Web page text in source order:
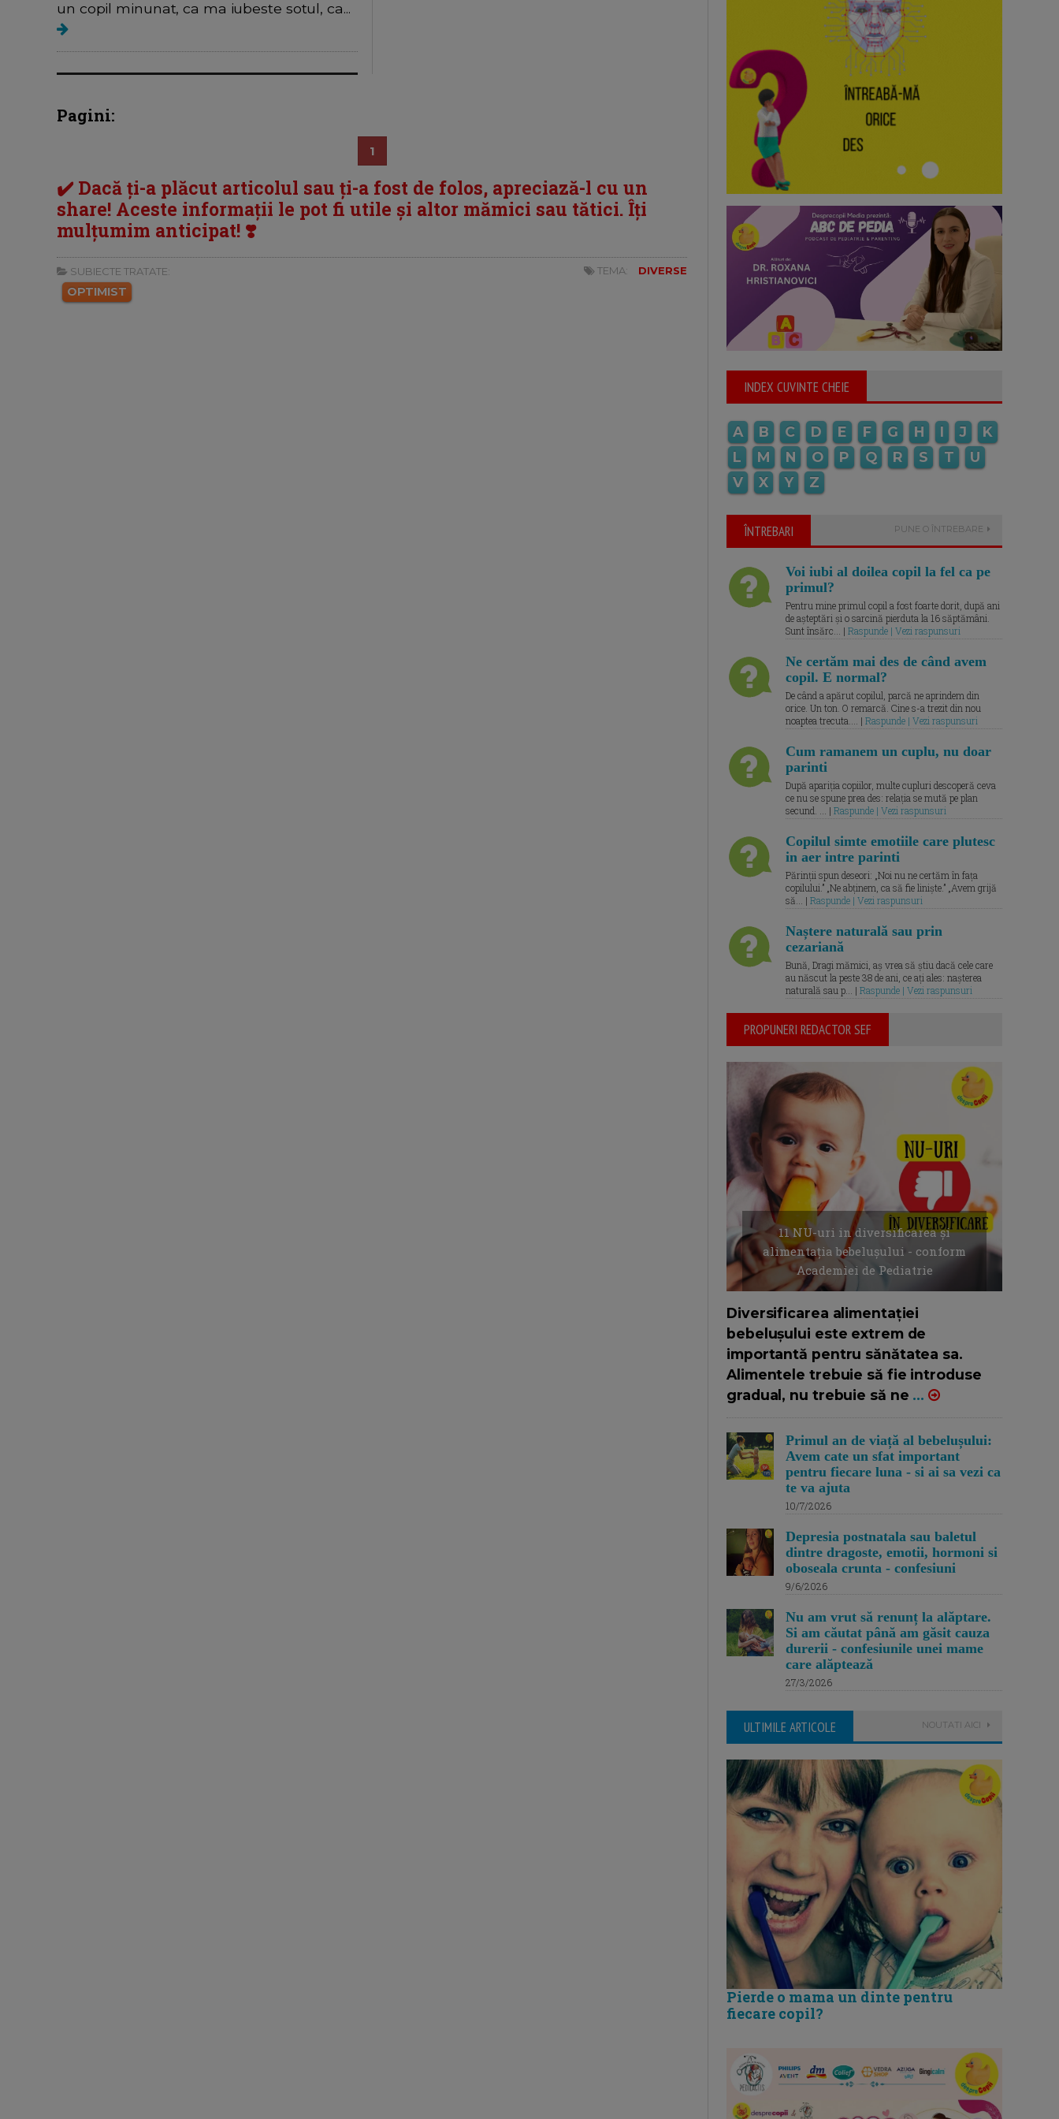
un copil minunat, ca ma iubeste sotul, ca...
Pagini:
1
✔️ Dacă ți-a plăcut articolul sau ți-a fost de folos, apreciază-l cu un
share! Aceste informații le pot fi utile și altor mămici sau tătici. Îți
mulțumim anticipat! ❣️
SUBIECTE TRATATE:
OPTIMIST
TEMA: DIVERSE
INDEX CUVINTE CHEIE
A B C D E F G H I J
K
L
M N O P Q R S T
U
V
X Y Z
ÎNTREBARI PUNE O ÎNTREBARE
Voi iubi al doilea copil la fel ca pe
primul?
Pentru mine primul copil a fost foarte dorit, după ani
de așteptări și o sarcină pierduta la 16 săptămâni.
Sunt însărc... | Raspunde | Vezi raspunsuri
Ne certăm mai des de când avem
copil. E normal?
De când a apărut copilul, parcă ne aprindem din
orice. Un ton. O remarcă. Cine s-a trezit din nou
noaptea trecuta.... | Raspunde | Vezi raspunsuri
Cum ramanem un cuplu, nu doar
parinti
După apariția copiilor, multe cupluri descoperă ceva
ce nu se spune prea des: relația se mută pe plan
secund. ... | Raspunde | Vezi raspunsuri
Copilul simte emotiile care plutesc
in aer intre parinti
Părinții spun deseori: „Noi nu ne certăm în fața
copilului.” „Ne abținem, ca să fie liniște.” „Avem grijă
să... | Raspunde | Vezi raspunsuri
Naștere naturală sau prin
cezariană
Bună, Dragi mămici, aș vrea să știu dacă cele care
au născut la peste 38 de ani, ce ați ales: nașterea
naturală sau p... | Raspunde | Vezi raspunsuri
PROPUNERI REDACTOR SEF
11 NU-uri in diversificarea și
alimentația bebelușului - conform
Academiei de Pediatrie
Diversificarea alimentației
bebelușului este extrem de
importantă pentru sănătatea sa.
Alimentele trebuie să fie introduse
gradual, nu trebuie să ne ...
Primul an de viață al bebelușului:
Avem cate un sfat important
pentru fiecare luna - si ai sa vezi ca
te va ajuta
10/7/2026
Depresia postnatala sau baletul
dintre dragoste, emotii, hormoni si
oboseala crunta - confesiuni
9/6/2026
Nu am vrut să renunț la alăptare.
Si am căutat până am găsit cauza
durerii - confesiunile unei mame
care alăptează
27/3/2026
ULTIMILE ARTICOLE NOUTATI AICI
Pierde o mama un dinte pentru
fiecare copil?